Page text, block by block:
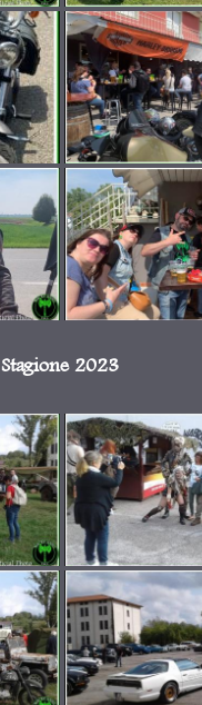
Stagione 2023